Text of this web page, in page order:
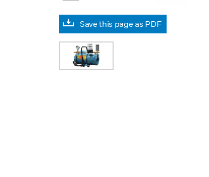
Save this page as PDF